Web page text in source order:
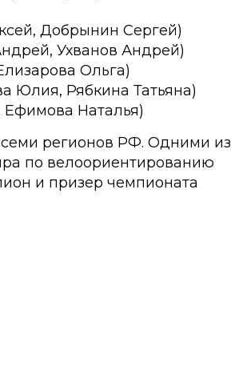
Добрынин Сергей)
Ухванов Андрей)
Ольга)
Юлия, Рябкина Татьяна)
Ефимова Наталья)
регионов РФ. Одними из
по велоориентированию
и призер чемпионата